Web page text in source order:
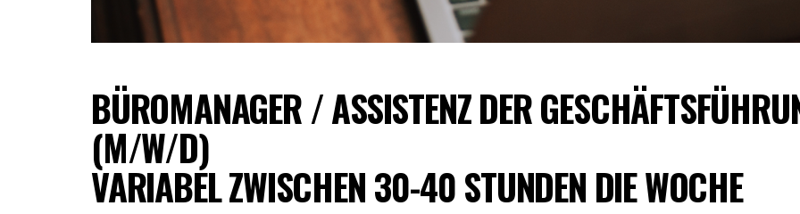
BÜROMANAGER / ASSISTENZ DER
(M/W/D)
VARIABEL ZWISCHEN 30-40 STUNDEN DIE WOCHE